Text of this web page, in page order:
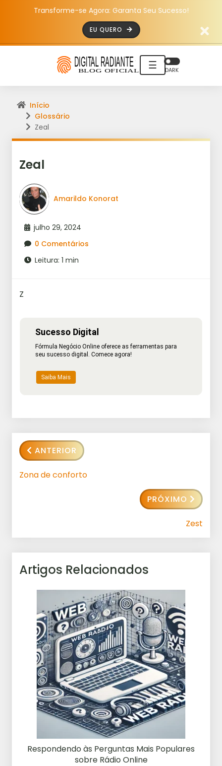
Transforme-se Agora: Garanta Seu Sucesso!
EU QUERO
☰ DARK
Início
Glossário
Zeal
Zeal
Amarildo Konorat
julho 29, 2024
0 Comentários
Leitura: 1 min
Z
Sucesso Digital
Fórmula Negócio Online oferece as ferramentas para
seu sucesso digital. Comece agora!
Saiba Mais
ANTERIOR
Zona de conforto
PRÓXIMO
Zest
Artigos Relacionados
Respondendo às Perguntas Mais Populares
sobre Rádio Online